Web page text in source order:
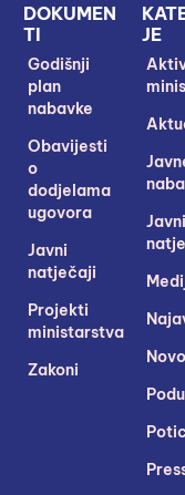
JE
Javni
DOKUMEN
TI
Godišnji
plan
nabavke
Obavijesti
o
dodjelama
ugovora
Javni
natječaji
Projekti
ministarstva
Zakoni